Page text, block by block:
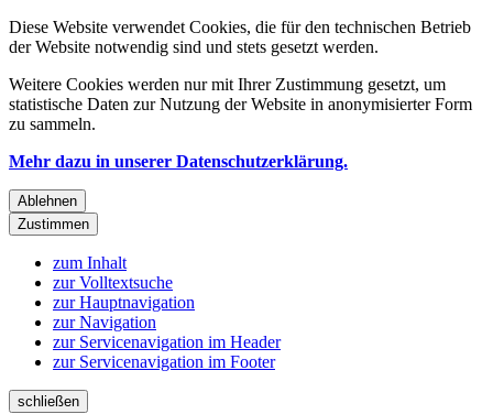
Diese Website verwendet Cookies, die für den technischen Betrieb
der Website notwendig sind und stets gesetzt werden.
Weitere Cookies werden nur mit Ihrer Zustimmung gesetzt, um
statistische Daten zur Nutzung der Website in anonymisierter Form
zu sammeln.
Mehr dazu in unserer Datenschutzerklärung.
Ablehnen
Zustimmen
zum Inhalt
zur Volltextsuche
zur Hauptnavigation
zur Navigation
zur Servicenavigation im Header
zur Servicenavigation im Footer
schließen